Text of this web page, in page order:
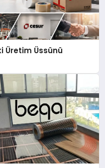
Üretim Üssünü